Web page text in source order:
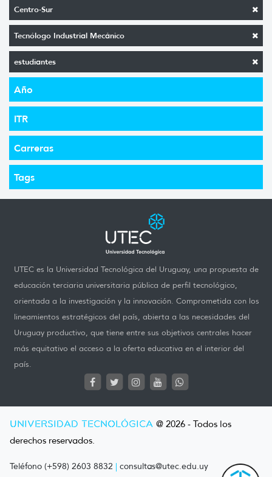
Centro-Sur
Tecnólogo Industrial Mecánico
estudiantes
Año
ITR
Carreras
Tags
UTEC es la Universidad Tecnológica del Uruguay, una propuesta de
educación terciaria universitaria pública de perfil tecnológico,
orientada a la investigación y la innovación. Comprometida con los
lineamientos estratégicos del país, abierta a las necesidades del
Uruguay productivo, que tiene entre sus objetivos centrales hacer
más equitativo el acceso a la oferta educativa en el interior del
país.
UNIVERSIDAD TECNOLÓGICA @ 2026 - Todos los
derechos reservados.
Teléfono (+598) 2603 8832 | consultas@utec.edu.uy